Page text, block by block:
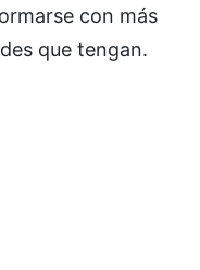
con más
que tengan.